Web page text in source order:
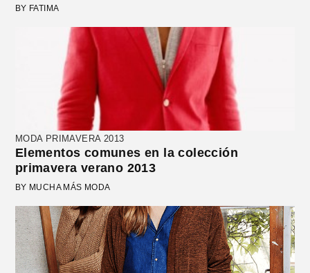
BY FATIMA
MODA PRIMAVERA 2013
Elementos comunes en la colección
primavera verano 2013
BY MUCHA MÁS MODA